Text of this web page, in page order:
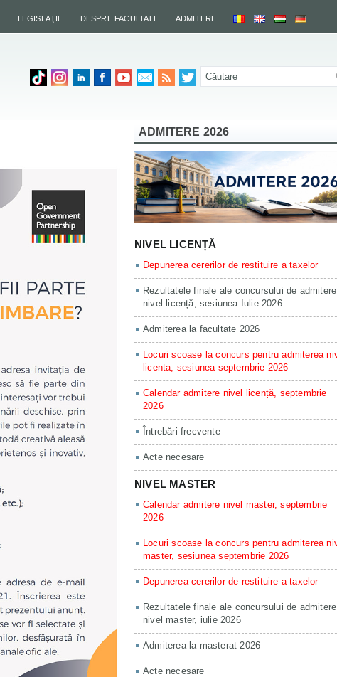
LEGISLAŢIE DESPRE FACULTATE ADMITERE
ADMITERE 2026
NIVEL LICENȚĂ
Depunerea cererilor de restituire a taxelor
Rezultatele finale ale concursului de admitere
nivel licență, sesiunea Iulie 2026
Admiterea la facultate 2026
Locuri scoase la concurs pentru admiterea
licenta, sesiunea septembrie 2026
Calendar admitere nivel licență, septembrie
2026
Întrebări frecvente
Acte necesare
NIVEL MASTER
Calendar admitere nivel master, septembrie
2026
Locuri scoase la concurs pentru admiterea
master, sesiunea septembrie 2026
Depunerea cererilor de restituire a taxelor
Rezultatele finale ale concursului de admitere
nivel master, iulie 2026
Admiterea la masterat 2026
Acte necesare